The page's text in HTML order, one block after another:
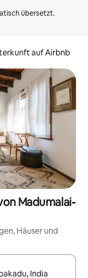
auf Airbnb
Madumalai-
Häuser und
mit den